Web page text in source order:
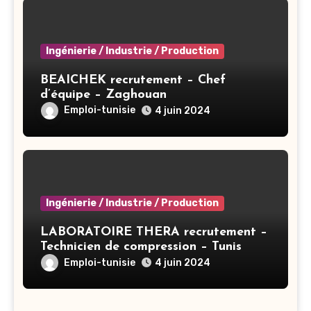
Ingénierie / Industrie / Production
BEAICHEK recrutement – Chef
d’équipe – Zaghouan
Emploi-tunisie 4 juin 2024
Ingénierie / Industrie / Production
LABORATOIRE THERA recrutement –
Technicien de compression – Tunis
Emploi-tunisie 4 juin 2024